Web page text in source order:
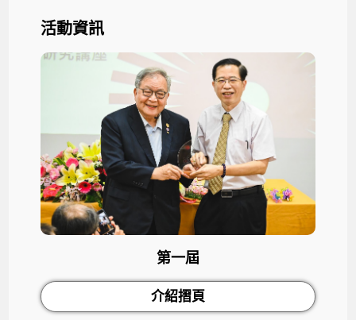
活動資訊
第一屆
介紹摺頁